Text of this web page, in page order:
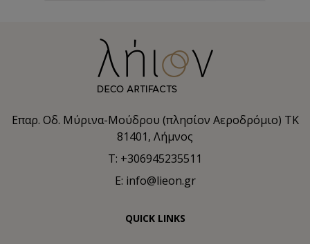
Επαρ. Οδ. Μύρινα-Μούδρου (πλησίον Αεροδρόμιο) TK
81401, Λήμνος
T: +306945235511
E: info@lieon.gr
QUICK LINKS